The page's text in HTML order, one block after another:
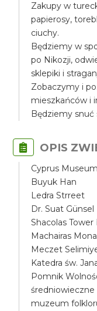
Zakupy w
papierosy,
ciuchy.
Będziemy w
po Nikozji,
sklepiki i
Zobaczymy i
mieszkańców i
Będziemy snuć
OPIS
Cyprus
Buyuk Han
Ledra Strreet
Dr. Suat
Shacolas
Machairas
Meczet
Katedra św.
Pomnik
muzeum